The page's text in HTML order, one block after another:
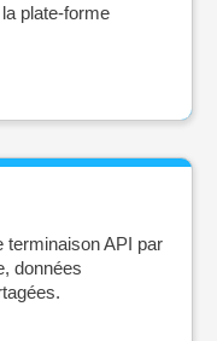
plate-forme
terminaison API par
données